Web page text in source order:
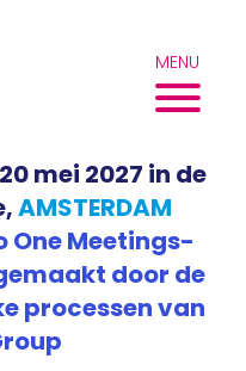
mei 2027 in de
AMSTERDAM
One Meetings-
door de
processen van
MENU